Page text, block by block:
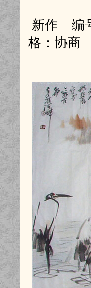
新作 编
格：协商